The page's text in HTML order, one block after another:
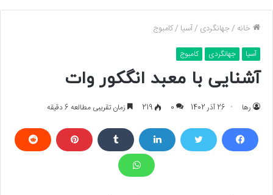
خانه /جهانگردی /آسیا /کامبوج
آسیا جهانگردی کامبوج
آشنایی با معبد انگکور وات
رها 26 آذر 1402 0
219 زمان تقریبی مطالعه 6 دقیقه